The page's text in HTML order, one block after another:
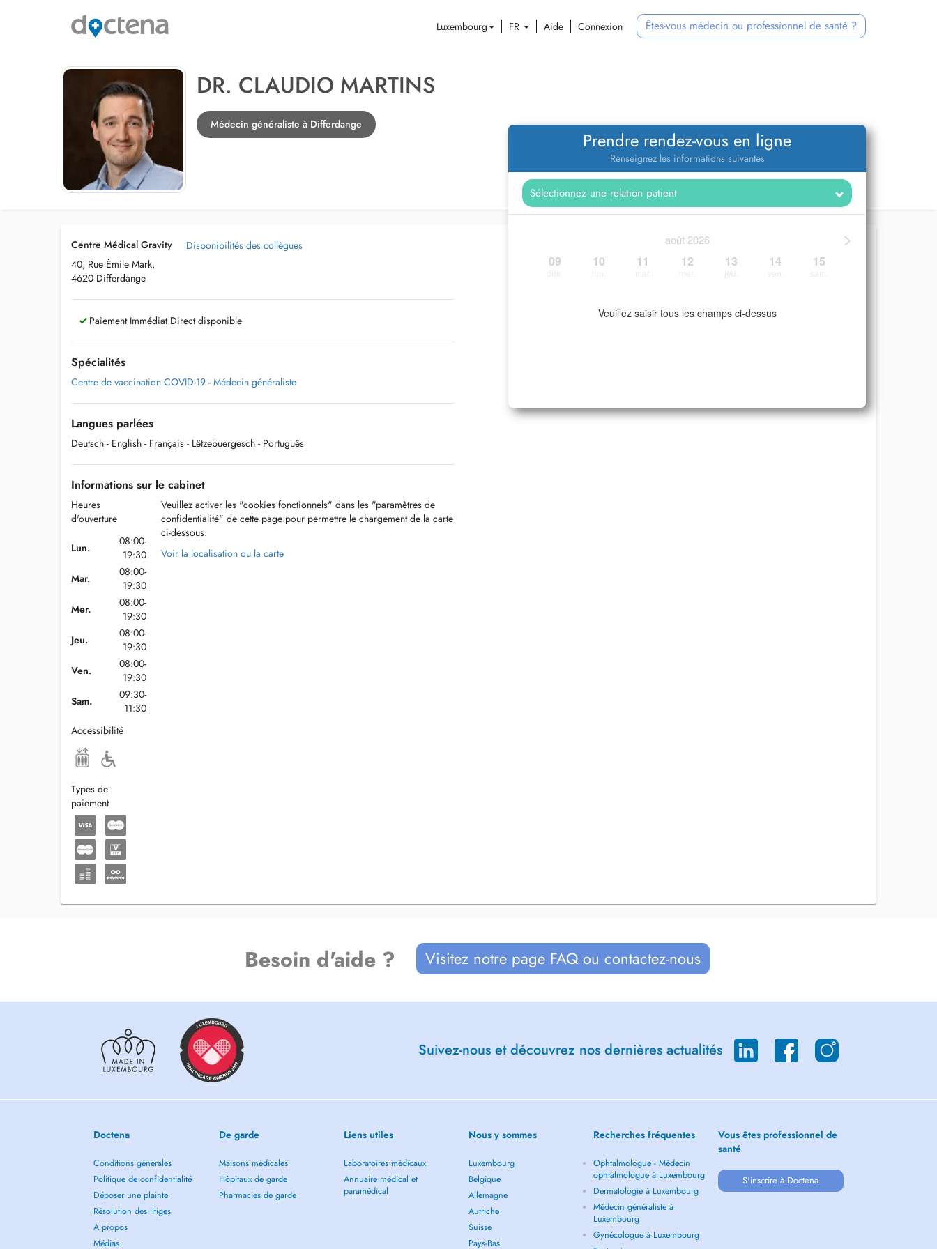
Luxembourg FR Aide Connexion Êtes-vous médecin ou professionnel de santé ?
DR. CLAUDIO MARTINS
Médecin généraliste à Differdange
Prendre rendez-vous en ligne
Renseignez les informations suivantes
>
août 2026
09 10 11 12 13 14 15
Veuillez saisir tous les champs ci-dessus
Centre Médical Gravity
40, Rue Émile Mark,
4620 Differdange
Disponibilités des collègues
Paiement Immédiat Direct disponible
Spécialités
Centre de vaccination COVID-19 - Médecin généraliste
Langues parlées
Deutsch - English - Français - Lëtzebuergesch - Português
Informations sur le cabinet
Heures
d'ouverture
Lun.
08:00-
19:30
Mar.
08:00-
19:30
Mer.
08:00-
19:30
Jeu.
08:00-
19:30
Ven.
08:00-
19:30
Sam.
09:30-
11:30
Accessibilité
Types de
paiement
Veuillez activer les "cookies fonctionnels" dans les "paramètres de
confidentialité" de cette page pour permettre le chargement de la carte
ci-dessous.
Voir la localisation ou la carte
Besoin d'aide ? Visitez notre page FAQ ou contactez-nous
Suivez-nous et découvrez nos dernières actualités
Doctena
Conditions générales
Politique de confidentialité
Déposer une plainte
Résolution des litiges
A propos
Médias
De garde
Maisons médicales
Hôpitaux de garde
Pharmacies de garde
Liens utiles
Laboratoires médicaux
Annuaire médical et
paramédical
Nous y sommes
Luxembourg
Belgique
Allemagne
Autriche
Suisse
Pays-Bas
Recherches fréquentes
Ophtalmologue - Médecin
ophtalmologue à Luxembourg
Dermatologie à Luxembourg
Médecin généraliste à
Luxembourg
Gynécologue à Luxembourg
Vous êtes professionnel de
santé
S'inscrire à Doctena